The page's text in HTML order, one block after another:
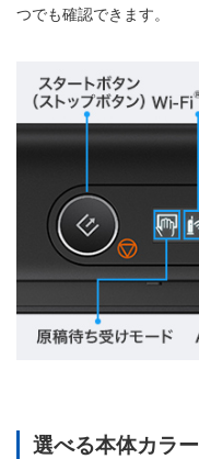
つでも確認できます。
選べる本体カラー